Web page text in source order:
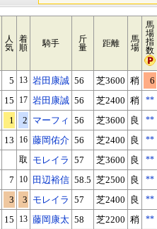
人
気
着
順
騎手
斤
量
距離
馬
場
馬
場
指
数
5 13 岩田康誠 56 芝3600 稍 6
15 17 岩田康誠 56 芝2400 稍 **
1 2 マーフィ 56 芝3600 良 **
13 16 藤岡佑介 56 芝2400 良 **
取 モレイラ 57 芝3600 良 **
7 10 田辺裕信 58.5 芝2500 良 **
3 3 モレイラ 57 芝2400 良 **
15 13 藤岡康太 58 芝2200 稍 **